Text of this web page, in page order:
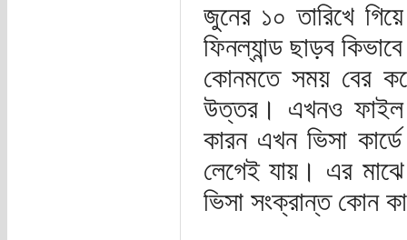
জুনের ১০ তারিখে
ফিনল্যান্ড ছাড়ব
কোনমতে সময় বের
উত্তর। এখনও ফাইল
কারন এখন ভিসা
লেগেই যায়। এর
ভিসা সংক্রান্ত কোন